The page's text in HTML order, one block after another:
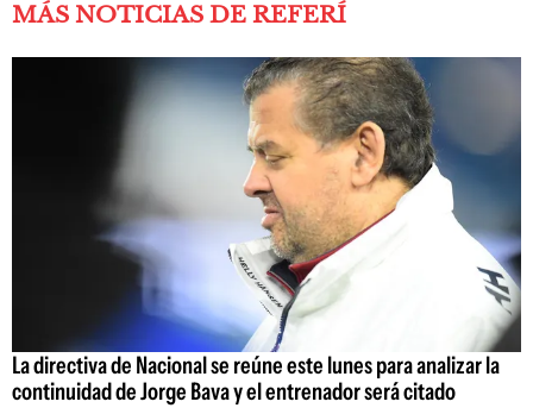
MÁS NOTICIAS DE REFERÍ
La directiva de Nacional se reúne este lunes para analizar la
continuidad de Jorge Bava y el entrenador será citado